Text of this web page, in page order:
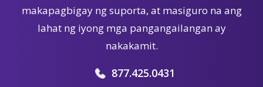
makapagbigay ng suporta, at masiguro na ang
lahat ng iyong mga pangangailangan ay
nakakamit.
877.425.0431